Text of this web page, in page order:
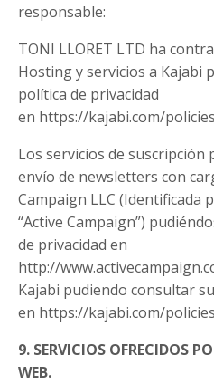
responsable:
TONI LLORET LTD ha
Hosting y servicios a Kajabi
política de privacidad
en https://kajabi.com/
Los servicios de
envío de newsletters con
Campaign LLC (Identificada
“Active Campaign”)
de privacidad en
http://
Kajabi pudiendo consultar
en https://kajabi.com/
9. SERVICIOS OFRECIDOS
WEB.